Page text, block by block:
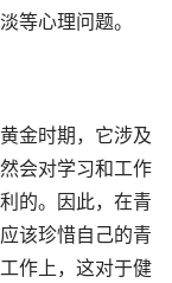
等心理问题。
金时期，它涉及
会对学习和工作
的。因此，在青
该珍惜自己的青
作上，这对于健